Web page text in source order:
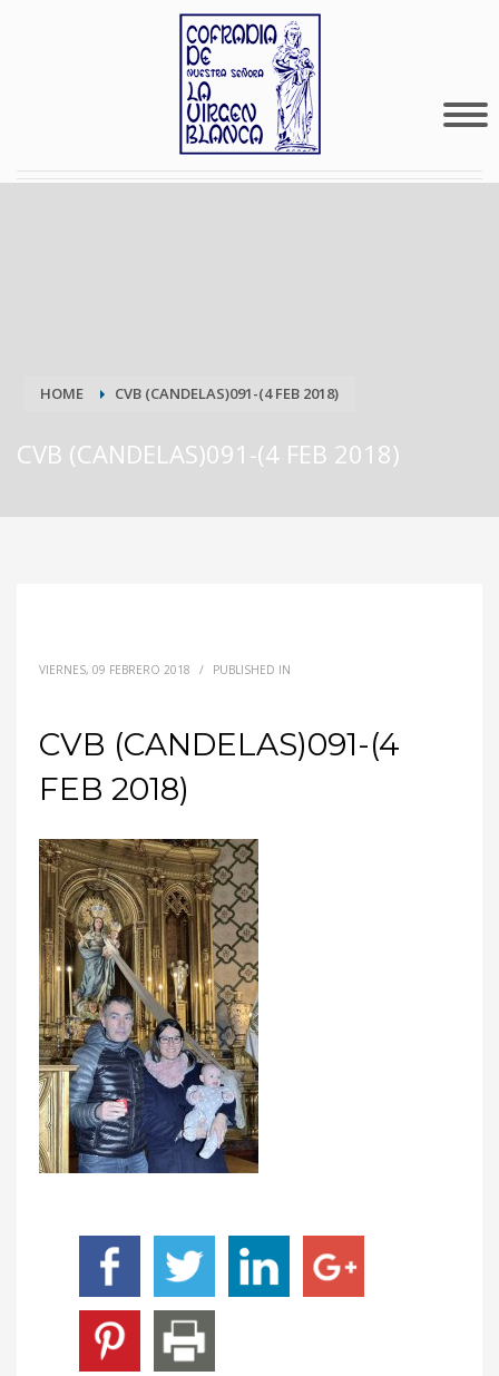
HOME CVB (CANDELAS)091-(4 FEB 2018)
CVB (CANDELAS)091-(4 FEB 2018)
VIERNES, 09 FEBRERO 2018 / PUBLISHED IN
CVB (CANDELAS)091-(4
FEB 2018)